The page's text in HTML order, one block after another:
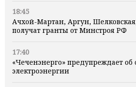
18:45
Ачхой-Мартан, Аргун,
получат гранты от Минстроя РФ
17:40
«Чеченэнерго» предупреждает
электроэнергии